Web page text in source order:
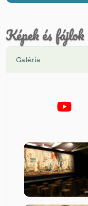
Képek és fájlok
Galéria